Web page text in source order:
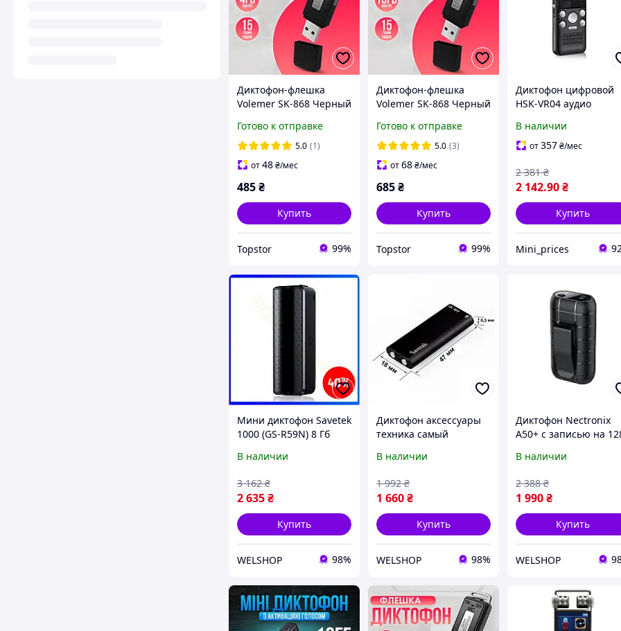
Диктофон-флешка
Volemer SK-868 Черный
Готово к отправке
5.0 (1)
от48₴/мес
485₴
Купить
Topstor 99%
Диктофон-флешка
Volemer SK-868 Черный
Готово к отправке
5.0 (3)
от68₴/мес
685₴
Купить
Topstor 99%
Диктофон цифровой
HSK-VR04 аудио
двойным
для записи HD
В наличии
от357₴/мес
2 142.90₴
2 381 ₴
Купить
Mini_prices
Мини диктофон Savetek
1000 (GS-R59N) 8 Гб
временем работы до
В наличии
2 635₴
3 162 ₴
Купить
WELSHOP 98%
Диктофон аксессуары
техника самый
активацией голосом
16 Гб памяти, Mp3,
VOX, 192 часа
В наличии
1 660₴
1 992 ₴
Купить
WELSHOP 98%
Диктофон Nectronix
A50+ с записью на
работы
В наличии
1 990₴
2 388 ₴
Купить
WELSHOP